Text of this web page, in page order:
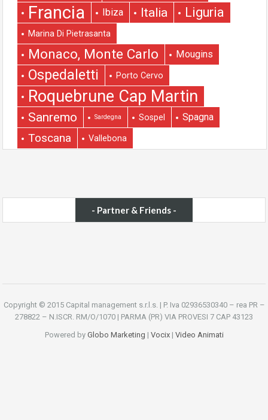
Francia Ibiza Italia Liguria
Marina Di Pietrasanta
Monaco, Monte Carlo Mougins
Ospedaletti Porto Cervo
Roquebrune Cap Martin
Sanremo Sardegna Sospel Spagna
Toscana Vallebona
- Partner & Friends -
Copyright © 2015 Capital management s.r.l.s. | P. Iva 02936530340 – rea PR –
278822 – N.ISCR. RM/O/1070 | PARMA (PR) VIA PROVESI 7 CAP 43123
Powered by Globo Marketing | Vocix| Video Animati